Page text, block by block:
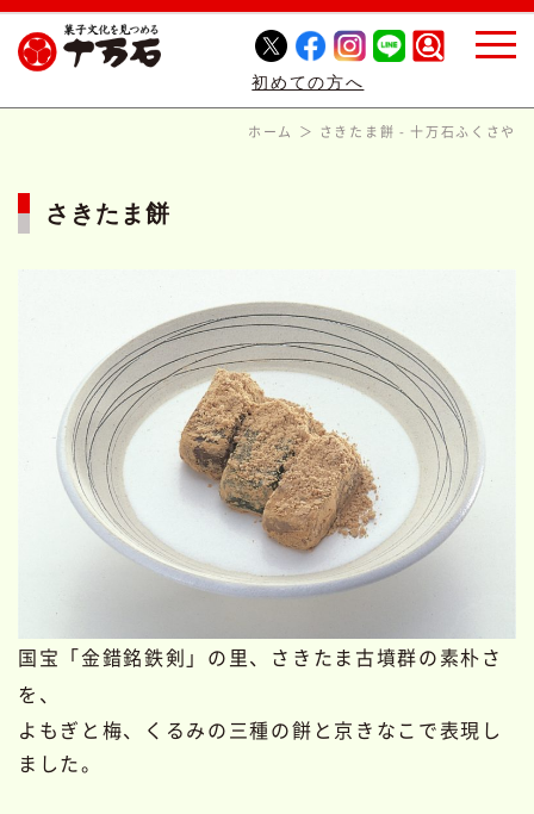
初めての方へ
ホーム さきたま餅 - 十万石ふくさや
さきたま餅
国宝「金錯銘鉄剣」の里、さきたま古墳群の素朴さ
を、
よもぎと梅、くるみの三種の餅と京きなこで表現し
ました。